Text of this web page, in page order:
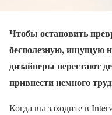
Чтобы остановить
бесполезную, ищущую
дизайнеры перестают
привнести немного
Когда вы заходите в